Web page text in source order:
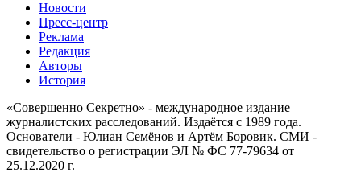
Новости
Пресс-центр
Реклама
Редакция
Авторы
История
«Совершенно Секретно» - международное издание
журналистских расследований. Издаётся с 1989 года.
Основатели - Юлиан Семёнов и Артём Боровик. CМИ -
свидетельство о регистрации ЭЛ № ФС 77-79634 от
25.12.2020 г.